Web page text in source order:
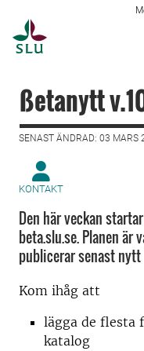
ßetanytt
SENAST ÄNDRAD: 03 MARS
KONTAKT
Den här veckan
beta.slu.se. Planen är
publicerar senast nytt
Kom ihåg att
lägga de flesta
katalog